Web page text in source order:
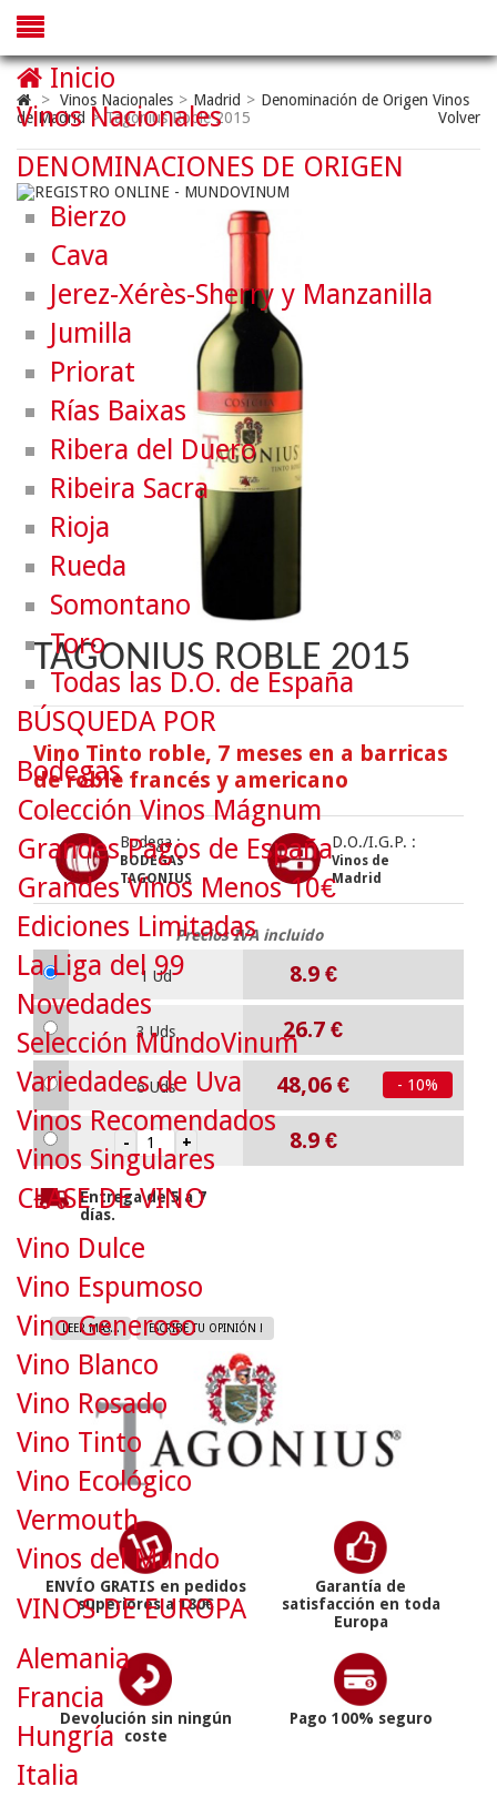
> Vinos Nacionales > Madrid > Denominación de Origen Vinos
de Madrid
> Tagonius Roble 2015 Volver
TAGONIUS ROBLE 2015
Vino Tinto roble, 7 meses en a barricas
de roble francés y americano
Bodega :
BODEGAS
TAGONIUS
D.O./I.G.P. :
Vinos de
Madrid
Precios IVA incluido
1 Ud 8.9 €
3 Uds 26.7 €
6 Uds 48,06 € - 10%
8.9 €
Entrega de 5 a 7
días.
LEER MAS... ESCRIBE TU OPINIÓN !
ENVÍO GRATIS en pedidos
superiores a 180€
Garantía de
satisfacción en toda
Europa
Devolución sin ningún
coste
Pago 100% seguro
Inicio
Vinos Nacionales
DENOMINACIONES DE ORIGEN
Bierzo
Cava
Jerez-Xérès-Sherry y Manzanilla
Jumilla
Priorat
Rías Baixas
Ribera del Duero
Ribeira Sacra
Rioja
Rueda
Somontano
Toro
Todas las D.O. de España
BÚSQUEDA POR
Bodegas
Colección Vinos Mágnum
Grandes Pagos de España
Grandes Vinos Menos 10€
Ediciones Limitadas
La Liga del 99
Novedades
Selección MundoVinum
Variedades de Uva
Vinos Recomendados
Vinos Singulares
CLASE DE VINO
Vino Dulce
Vino Espumoso
Vino Generoso
Vino Blanco
Vino Rosado
Vino Tinto
Vino Ecológico
Vermouth
Vinos del Mundo
VINOS DE EUROPA
Alemania
Francia
Hungría
Italia